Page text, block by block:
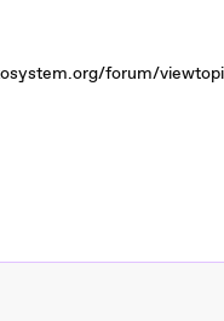
forum/